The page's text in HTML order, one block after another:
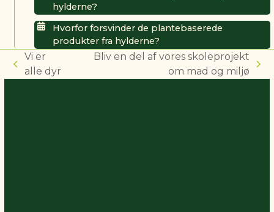
hylderne?
Hvorfor forsvinder de plantebaserede
produkter fra hylderne?
previous
Vi er
alle dyr
Bliv en del af vores skoleprojekt
om mad og miljø